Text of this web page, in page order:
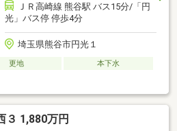
ＪＲ高崎線 熊谷駅 バス15分/「円
光」バス停 停歩4分
埼玉県熊谷市円光１
更地
本下水
３ 1,880万円